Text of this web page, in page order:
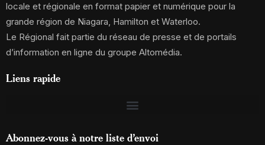
locale et régionale en format papier et numérique pour la
grande région de Niagara, Hamilton et Waterloo.
Le Régional fait partie du réseau de presse et de portails
d’information en ligne du groupe Altomédia.
Liens rapide
Abonnez-vous à notre liste d’envoi